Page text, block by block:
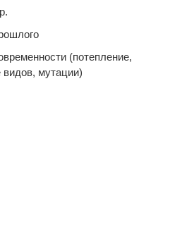
(потепление,
видов, мутации)